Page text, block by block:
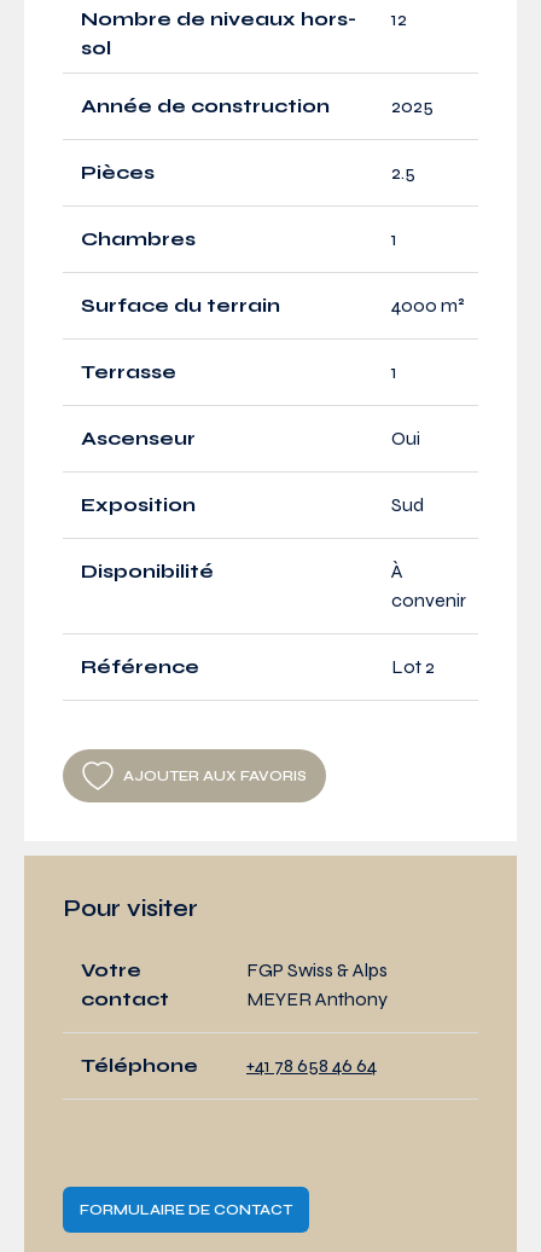
Nombre de niveaux hors-
sol
12
Année de construction 2025
Pièces 2.5
Chambres 1
Surface du terrain 4000 m²
Terrasse 1
Ascenseur Oui
Exposition Sud
Disponibilité
À
convenir
Référence Lot 2
AJOUTER AUX FAVORIS
Pour visiter
Votre
contact
FGP Swiss & Alps
MEYER Anthony
Téléphone +41 78 658 46 64
FORMULAIRE DE CONTACT